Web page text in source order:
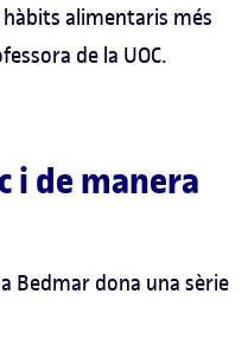
alimentaris més
de la UOC.
i de manera
Bedmar dona una sèrie